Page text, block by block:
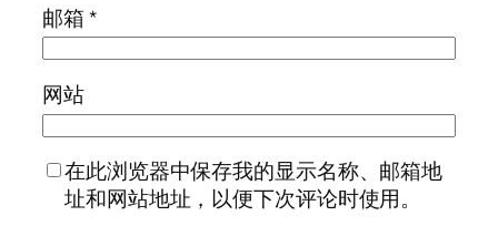
邮箱*
网站
在此浏览器中保存我的显示名称、邮箱地
址和网站地址，以便下次评论时使用。